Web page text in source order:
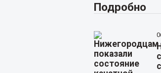
Подробно